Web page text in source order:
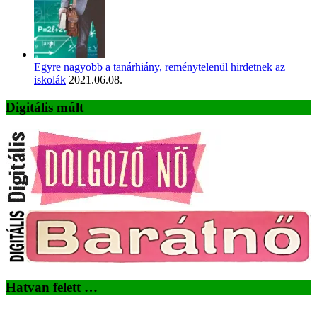
Egyre nagyobb a tanárhiány, reménytelenül hirdetnek az
iskolák 2021.06.08.
Digitális múlt
Hatvan felett …